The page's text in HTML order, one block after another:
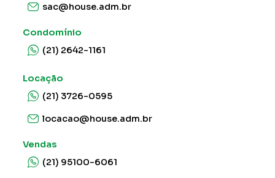
sac@house.adm.br
Condomínio
(21) 2642-1161
Locação
(21) 3726-0595
locacao@house.adm.br
Vendas
(21) 95100-6061